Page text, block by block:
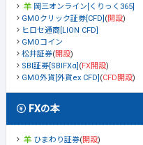
岡三オンライン[くりっく365]
GMOクリック証券[CFD] (開設)
ヒロセ通商[LION CFD]
GMOコイン
松井証券(開設)
SBI証券[SBIFXα] (FX開設)
GMO外貨[外貨ex CFD] (CFD開設)
FXの本
ひまわり証券(開設)